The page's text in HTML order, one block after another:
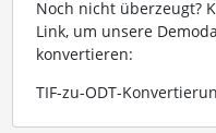
Noch nicht überzeugt?
Link, um unsere
konvertieren:
TIF-zu-ODT-